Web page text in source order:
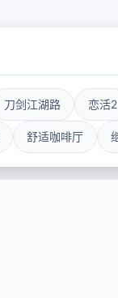
刀剑江湖路 恋活2
舒适咖啡厅